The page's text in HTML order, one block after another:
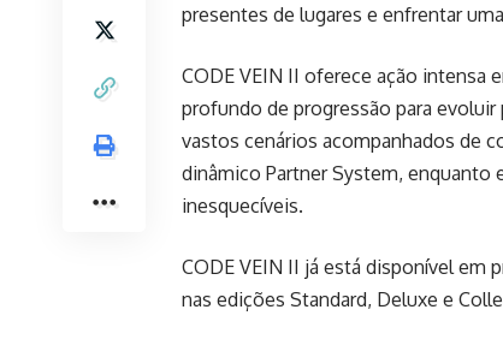
presentes de lugares e enfrentar
CODE VEIN II oferece ação intensa
profundo de progressão para
vastos cenários acompanhados de
dinâmico Partner System,
inesquecíveis.
CODE VEIN II já está disponível em
nas edições Standard, Deluxe e